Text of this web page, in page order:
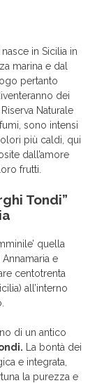
nasce in Sicilia in
marina e dal
pertanto
dei
Naturale
sono intensi
più caldi, qui
dall’amore
frutti.
Tondi”
quella
e
centotrenta
all’interno
di un antico
La bontà dei
e integrata,
la purezza e